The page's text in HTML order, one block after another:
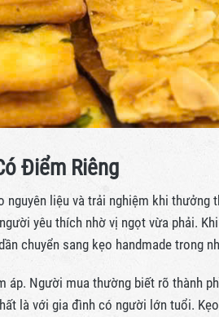
Điểm Riêng
liệu và trải nghiệm khi thưởng
yêu thích nhờ vị ngọt vừa phải.
chuyển sang kẹo handmade trong
áp. Người mua thường biết rõ thành
là với gia đình có người lớn tuổi.